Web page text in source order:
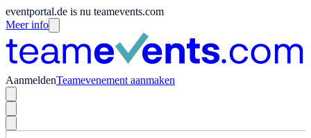
eventportal.de is nu teamevents.com
Meer info
AanmeldenTeamevenement aanmaken